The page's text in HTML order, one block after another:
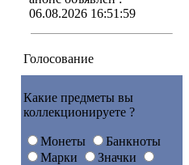
06.08.2026 16:51:59
Голосование
Какие предметы вы
коллекционируете ?
Монеты
Банкноты
Марки
Значки